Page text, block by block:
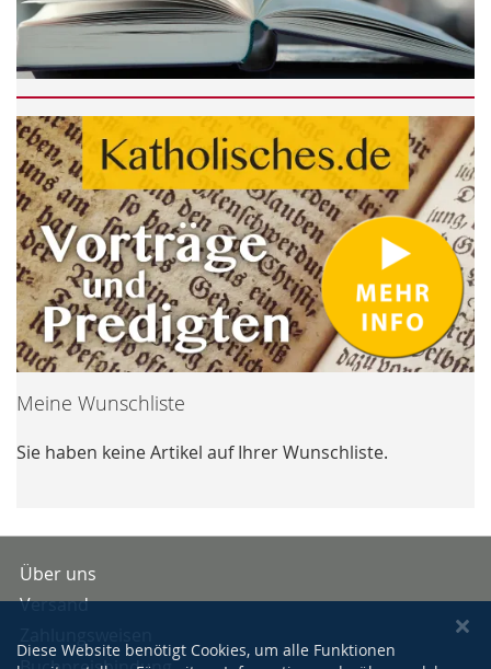
Meine Wunschliste
Sie haben keine Artikel auf Ihrer Wunschliste.
Über uns
Versand
Diese Website benötigt Cookies, um alle Funktionen